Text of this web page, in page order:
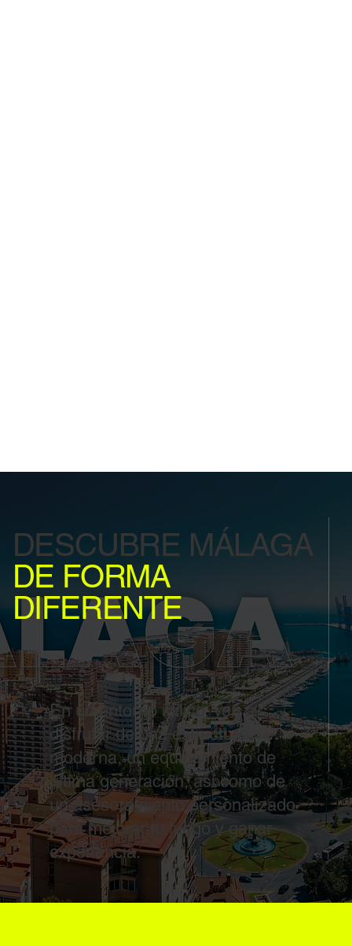
DESCUBRE MÁLAGA
DE FORMA
DIFERENTE
En un entorno idílico, ven a
disfrutar de una estructura
moderna, un equipamiento de
última generación, así como de
un asesoramiento personalizado
para mejorar tu juego y ganar
experiencia.